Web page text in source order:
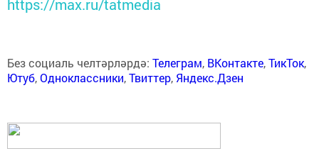
https://max.ru/tatmedia
Без социаль челтәрләрдә: Телеграм, ВКонтакте,ТикТок,
Ютуб,Одноклассники,Твиттер, Яндекс.Дзен